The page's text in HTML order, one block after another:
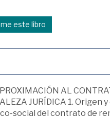
este libro
AL
JURÍDICA 1.
social del contrato de